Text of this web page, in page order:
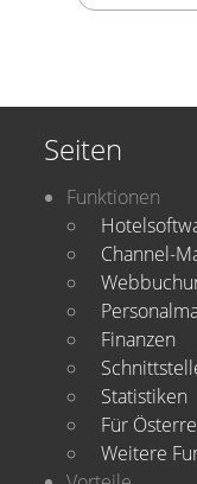
Seiten
Funktionen
Channel-
Finanzen
Statistiken
Für
Weitere